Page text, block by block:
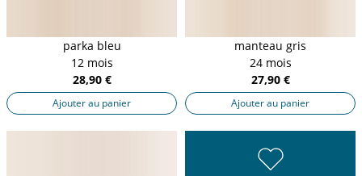
parka bleu
12 mois
28,90 €
Ajouter au panier
manteau gris
24 mois
27,90 €
Ajouter au panier